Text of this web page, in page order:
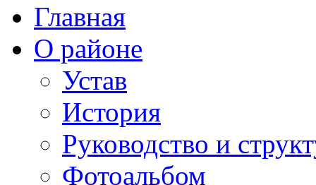
Главная
О районе
Устав
История
Руководство и
Фотоальбом